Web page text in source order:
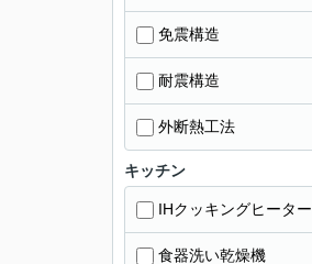
免震構造
耐震構造
外断熱工法
キッチン
IHクッキングヒーター
食器洗い乾燥機